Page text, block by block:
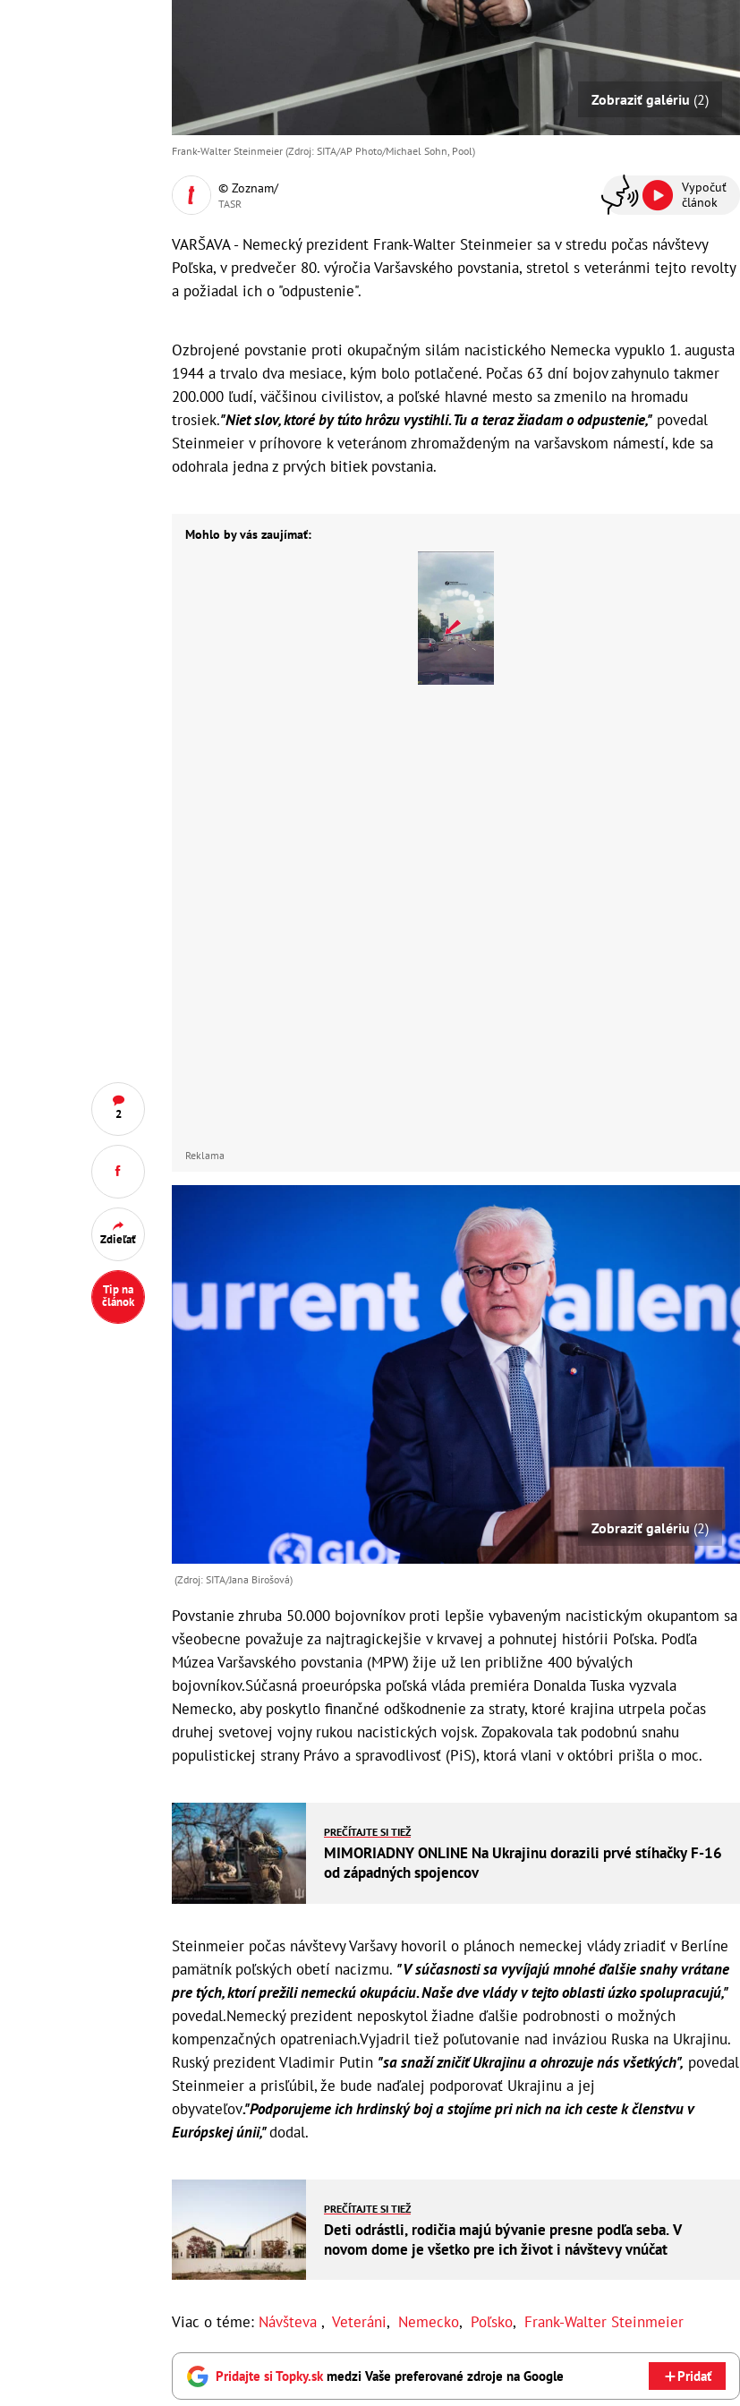
2
Zdieľať
Tip na
článok
Zobraziť galériu (2)
Frank-Walter Steinmeier (Zdroj: SITA/AP Photo/Michael Sohn, Pool)
© Zoznam/
TASR
Vypočuť
článok
VARŠAVA - Nemecký prezident Frank-Walter Steinmeier sa v stredu počas návštevy
Poľska, v predvečer 80. výročia Varšavského povstania, stretol s veteránmi tejto revolty
a požiadal ich o "odpustenie".
Ozbrojené povstanie proti okupačným silám nacistického Nemecka vypuklo 1. augusta
1944 a trvalo dva mesiace, kým bolo potlačené. Počas 63 dní bojov zahynulo takmer
200.000 ľudí, väčšinou civilistov, a poľské hlavné mesto sa zmenilo na hromadu
trosiek."Niet slov, ktoré by túto hrôzu vystihli. Tu a teraz žiadam o odpustenie," povedal
Steinmeier v príhovore k veteránom zhromaždeným na varšavskom námestí, kde sa
odohrala jedna z prvých bitiek povstania.
Mohlo by vás zaujímať:
Reklama
Zobraziť galériu(2)
(Zdroj: SITA/Jana Birošová)
Povstanie zhruba 50.000 bojovníkov proti lepšie vybaveným nacistickým okupantom sa
všeobecne považuje za najtragickejšie v krvavej a pohnutej histórii Poľska. Podľa
Múzea Varšavského povstania (MPW) žije už len približne 400 bývalých
bojovníkov.Súčasná proeurópska poľská vláda premiéra Donalda Tuska vyzvala
Nemecko, aby poskytlo finančné odškodnenie za straty, ktoré krajina utrpela počas
druhej svetovej vojny rukou nacistických vojsk. Zopakovala tak podobnú snahu
populistickej strany Právo a spravodlivosť (PiS), ktorá vlani v októbri prišla o moc.
PREČÍTAJTE SI TIEŽ
MIMORIADNY ONLINE Na Ukrajinu dorazili prvé stíhačky F-16
od západných spojencov
Steinmeier počas návštevy Varšavy hovoril o plánoch nemeckej vlády zriadiť v Berlíne
pamätník poľských obetí nacizmu. "V súčasnosti sa vyvíjajú mnohé ďalšie snahy vrátane
pre tých, ktorí prežili nemeckú okupáciu. Naše dve vlády v tejto oblasti úzko spolupracujú,"
povedal.Nemecký prezident neposkytol žiadne ďalšie podrobnosti o možných
kompenzačných opatreniach.Vyjadril tiež poľutovanie nad inváziou Ruska na Ukrajinu.
Ruský prezident Vladimir Putin "sa snaží zničiť Ukrajinu a ohrozuje nás všetkých", povedal
Steinmeier a prisľúbil, že bude naďalej podporovať Ukrajinu a jej
obyvateľov."Podporujeme ich hrdinský boj a stojíme pri nich na ich ceste k členstvu v
Európskej únii,"dodal.
PREČÍTAJTE SI TIEŽ
Deti odrástli, rodičia majú bývanie presne podľa seba. V
novom dome je všetko pre ich život i návštevy vnúčat
Viac o téme: Návšteva , Veteráni, Nemecko, Poľsko, Frank-Walter Steinmeier
Pridajte si Topky.sk medzi Vaše preferované zdroje na Google Pridať